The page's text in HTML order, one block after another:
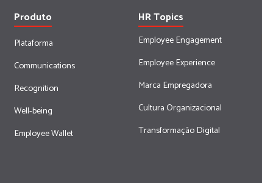
Produto
Plataforma
Communications
Recognition
Well-being
Employee Wallet
HR Topics
Employee Engagement
Employee Experience
Marca Empregadora
Cultura Organizacional
Transformação Digital